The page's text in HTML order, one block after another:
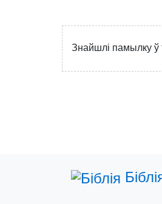
Знайшлі памылку ў